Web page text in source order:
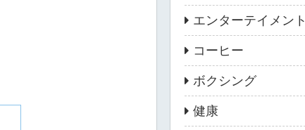
エンターテイメント
コーヒー
ボクシング
健康